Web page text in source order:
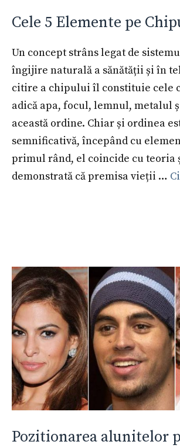
Cele 5 Elemente pe
Un concept strâns legat de
îngijire naturală a sănătății și în
citire a chipului îl constituie cele
adică apa, focul, lemnul, metalul
această ordine. Chiar și ordinea
semnificativă, începând cu
primul rând, el coincide cu teoria
demonstrată că premisa vieții …
Pozitionarea alunitelor